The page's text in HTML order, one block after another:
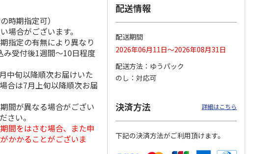
バンホーテン「チョ
コレートシロップポ
ーション」
30g×21…
4,980円
＜沼津深海プリン工
房＞プレーン・深海
3,900円
【冷凍】三國シェフ
推奨 2種のブリュレ
6個セット(クレー…
4,320円
＜お中元＞＜ねんり
ん家＞夏限定 ひと
くちバーム詰合せ
3,980円
(送料・税込)
時期指定可）
合がございます。
指定の有無により異なり
み受付後1週間～10日程度
中旬以降順次お届けいた
合は7月上旬以降順次お届
間が異なる場合がござい
さい。
間をはさむ場合、また申
かかることがございま
配送情報
配送期間
2026年06月11日～2026年08月31日
配送方法
ゆうパック
のし
対応可
決済方法 詳細はこちら
下記の決済方法がご利用頂けます。